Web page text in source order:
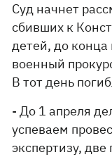
Суд начнет
сбивших к
детей, до
военный
В тот день
- До 1 апреля
успеваем
экспертизу,